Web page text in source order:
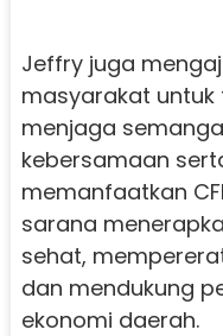
Jeffry juga
masyarakat untuk
menjaga
kebersamaan
memanfaatkan
sarana
sehat,
dan mendukung
ekonomi daerah.